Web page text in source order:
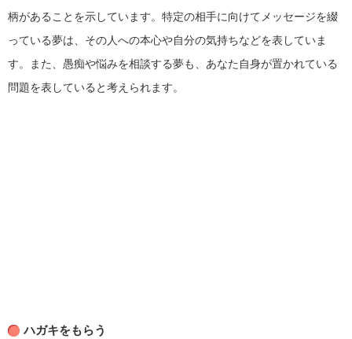
柄があることを示しています。特定の相手に向けてメッセージを綴
っている夢は、その人への本心や自分の気持ちなどを表していま
す。また、愚痴や悩みを相談する夢も、あなた自身が置かれている
問題を表していると考えられます。
ハガキをもらう